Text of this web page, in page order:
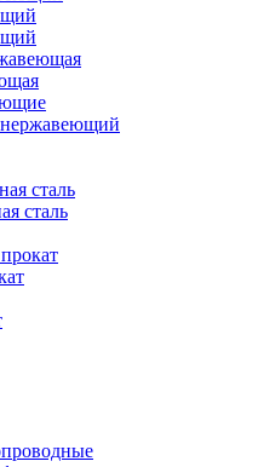
сталь
сталь